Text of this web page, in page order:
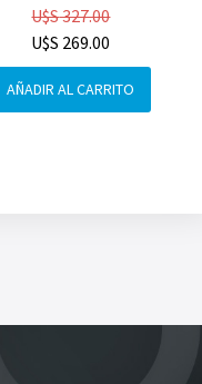
U$S327.00
U$S 269.00
AÑADIR AL CARRITO